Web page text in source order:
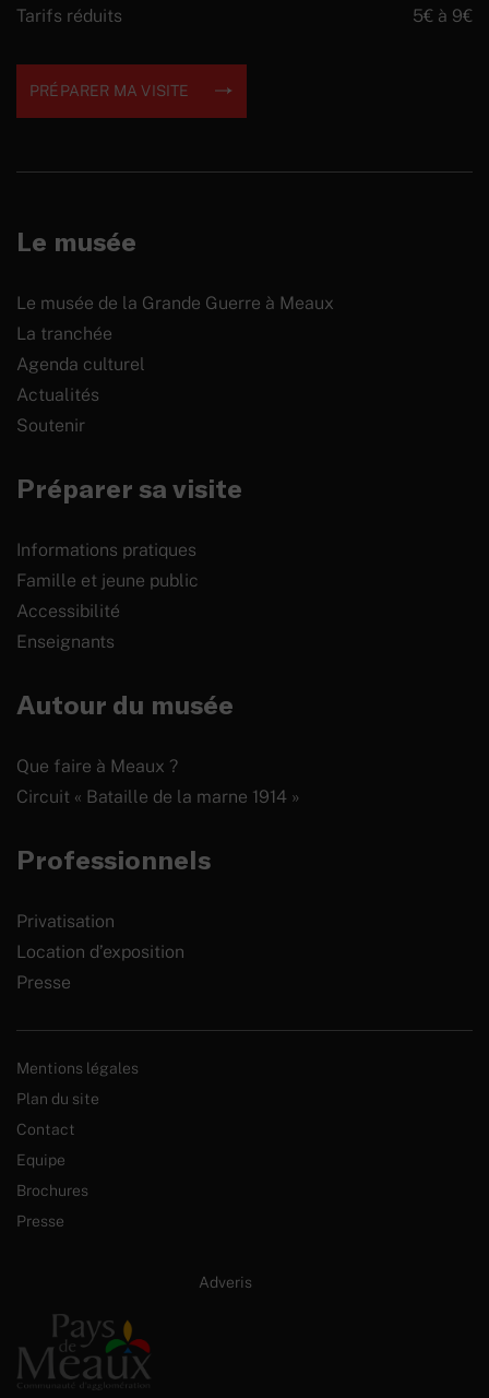
Tarifs réduits
5€ à 9€
PRÉPARER MA VISITE
Le musée
Le musée de la Grande Guerre à Meaux
La tranchée
Agenda culturel
Actualités
Soutenir
Préparer sa visite
Informations pratiques
Famille et jeune public
Accessibilité
Enseignants
Autour du musée
Que faire à Meaux ?
Circuit « Bataille de la marne 1914 »
Professionnels
Privatisation
Location d’exposition
Presse
Mentions légales
Plan du site
Contact
Equipe
Brochures
Presse
Adveris